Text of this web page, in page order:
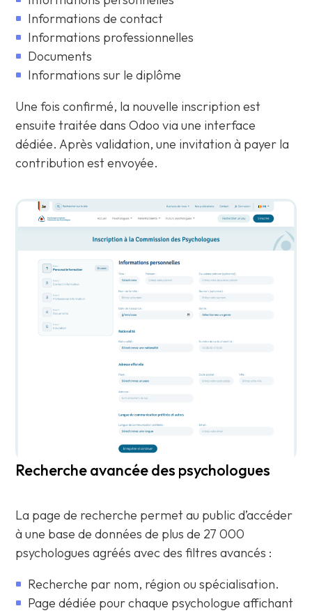
Informations de contact
Informations professionnelles
Documents
Informations sur le diplôme
Une fois confirmé, la nouvelle inscription est
ensuite traitée dans Odoo via une interface
dédiée. Après validation, une invitation à payer la
contribution est envoyée.
Recherche avancée des psychologues
La page de recherche permet au public d’accéder
à une base de données de plus de 27 000
psychologues agréés avec des filtres avancés :
Recherche par nom, région ou spécialisation.
Page dédiée pour chaque psychologue affichant